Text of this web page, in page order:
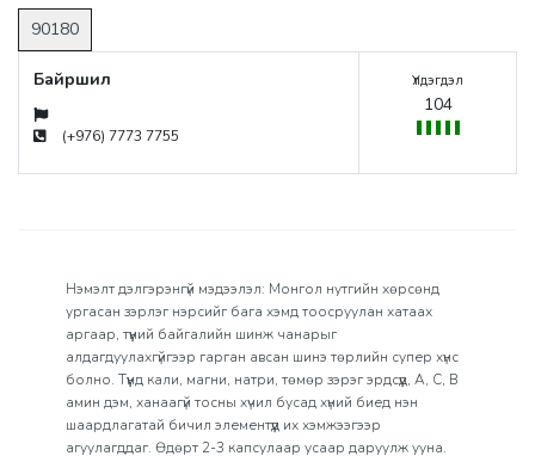
90180
Байршил
(+976) 7773 7755
Үлдэгдэл
104
Нэмэлт дэлгэрэнгүй мэдээлэл: Монгол нутгийн хөрсөнд
ургасан зэрлэг нэрсийг бага хэмд тоосруулан хатаах
аргаар, түүний байгалийн шинж чанарыг
алдагдуулахгүйгээр гарган авсан шинэ төрлийн супер хүнс
болно. Түүнд кали, магни, натри, төмөр зэрэг эрдсүүд, A, C, B
амин дэм, ханаагүй тосны хүчил бусад хүний биед нэн
шаардлагатай бичил элементүүд их хэмжээгээр
агуулагддаг. Өдөрт 2-3 капсулаар усаар даруулж ууна.